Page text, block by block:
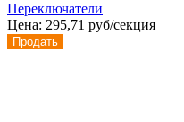
Переключатели
Цена: 295,71 руб/секция
Продать